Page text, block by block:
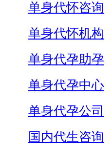
单身代怀咨询
单身代怀机构
单身代孕助孕
单身代孕中心
单身代孕公司
国内代生咨询